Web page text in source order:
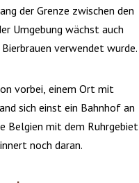
der Grenze zwischen den
Umgebung wächst auch
verwendet wurde.
vorbei, einem Ort mit
sich einst ein Bahnhof an
Belgien mit dem Ruhrgebiet
noch daran.